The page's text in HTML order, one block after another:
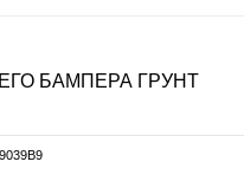
БАМПЕРА ГРУНТ